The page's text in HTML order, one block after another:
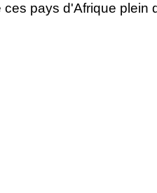
pays d'Afrique plein